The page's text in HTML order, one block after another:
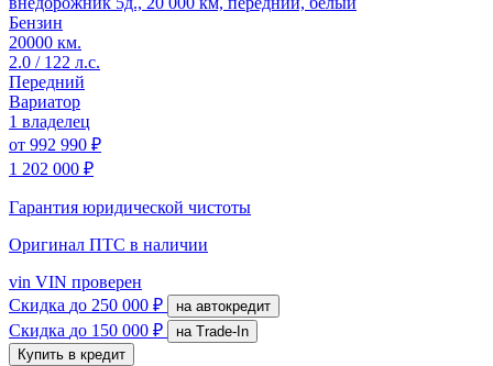
Бензин
20000 км.
2.0 / 122 л.с.
Передний
Вариатор
1 владелец
от 992 990 ₽
1 202 000 ₽
Гарантия юридической чистоты
Оригинал ПТС в наличии
vin VIN проверен
Скидка до 250 000 ₽ на автокредит
Скидка до 150 000 ₽
на Trade-In
Купить в кредит